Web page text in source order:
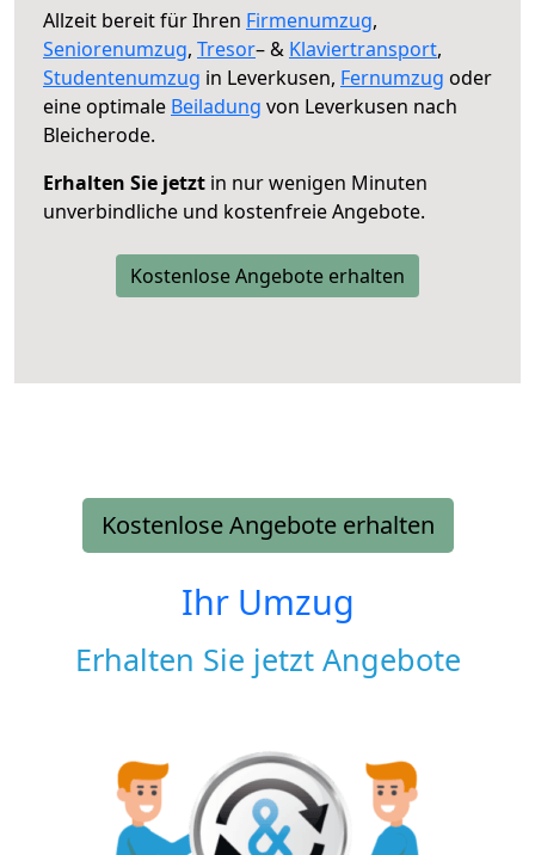
Allzeit bereit für Ihren Firmenumzug,
Seniorenumzug, Tresor– & Klaviertransport,
Studentenumzug in Leverkusen, Fernumzug oder
eine optimale Beiladung von Leverkusen nach
Bleicherode.
Erhalten Sie jetzt in nur wenigen Minuten
unverbindliche und kostenfreie Angebote.
Kostenlose Angebote erhalten
Kostenlose Angebote erhalten
Ihr Umzug
Erhalten Sie jetzt Angebote